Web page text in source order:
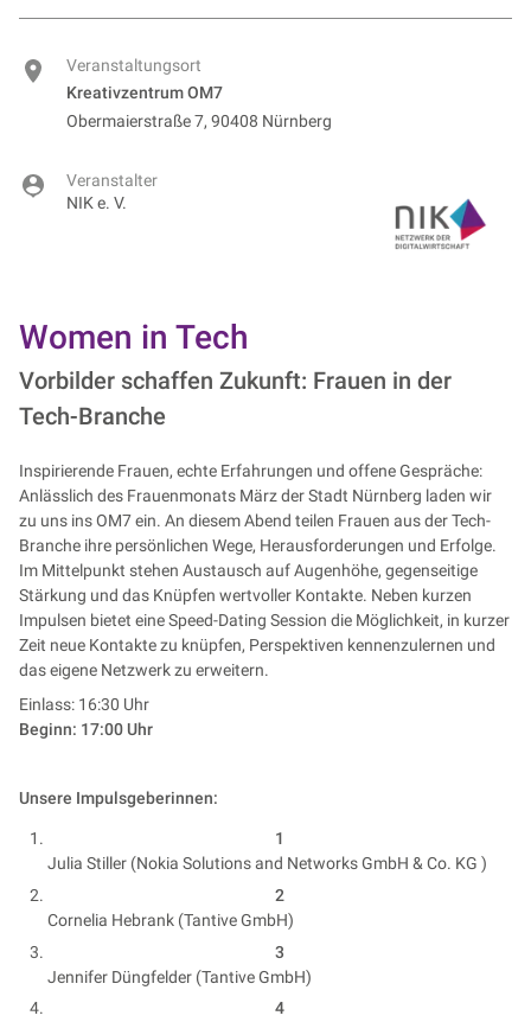
Women in Tech
Vorbilder schaffen Zukunft: Frauen in der
Tech-Branche
Inspirierende Frauen, echte Erfahrungen und offene Gespräche:
Anlässlich des Frauenmonats März der Stadt Nürnberg laden wir
zu uns ins OM7 ein. An diesem Abend teilen Frauen aus der Tech-
Branche ihre persönlichen Wege, Herausforderungen und Erfolge.
Im Mittelpunkt stehen Austausch auf Augenhöhe, gegenseitige
Stärkung und das Knüpfen wertvoller Kontakte. Neben kurzen
Impulsen bietet eine Speed-Dating Session die Möglichkeit, in kurzer
Zeit neue Kontakte zu knüpfen, Perspektiven kennenzulernen und
das eigene Netzwerk zu erweitern.
Einlass: 16:30 Uhr
Beginn: 17:00 Uhr
Unsere Impulsgeberinnen:
Julia Stiller (Nokia Solutions and Networks GmbH & Co. KG )
Cornelia Hebrank (Tantive GmbH)
Jennifer Düngfelder (Tantive GmbH)
Veranstaltungsort
Kreativzentrum OM7
Obermaierstraße 7, 90408 Nürnberg
Veranstalter
NIK e. V.